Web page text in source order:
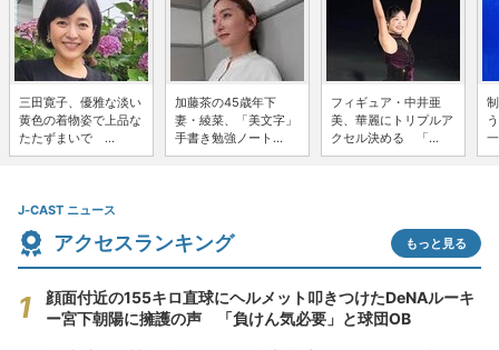
三田寛子、優雅な淡い
黄色の着物姿で上品な
たたずまいで ...
加藤茶の45歳年下
妻・綾菜、「美文字」
手書き勉強ノート...
フィギュア・中井亜
美、華麗にトリプルア
クセル決める 「...
J-CAST ニュース
アクセスランキング もっと見る
顔面付近の155キロ直球にヘルメット叩きつけたDeNAルーキ
ー宮下朝陽に擁護の声 「負けん気必要」と球団OB